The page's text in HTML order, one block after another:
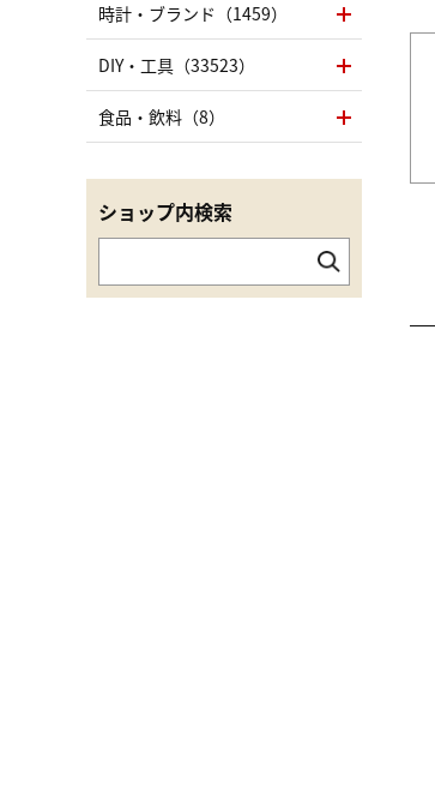
時計・ブランド（1459）
DIY・工具（33523）
食品・飲料（8）
ショップ内検索